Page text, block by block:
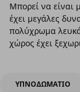
Μπορεί να είναι
έχει μεγάλες
πολύχρωμα
χώρος έχει
ΥΠΝΟΔΩΜΑΤΙΟ